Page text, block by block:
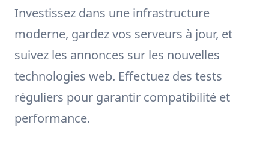
Investissez dans une infrastructure
moderne, gardez vos serveurs à jour, et
suivez les annonces sur les nouvelles
technologies web. Effectuez des tests
réguliers pour garantir compatibilité et
performance.